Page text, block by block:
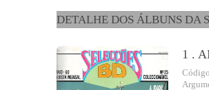
DETALHE DOS ÁLBUNS DA
1 .